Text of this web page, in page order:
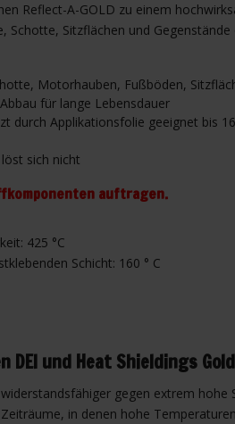
Reflect-A-GOLD zu einem
Sitzflächen und
Motorhauben, Fußböden,
für lange Lebensdauer
durch Applikationsfolie geeignet bis
sich nicht
auftragen.
425 °C
Schicht: 160 ° C
DEI und Heat Shieldings
gegen extrem hohe
in denen hohe